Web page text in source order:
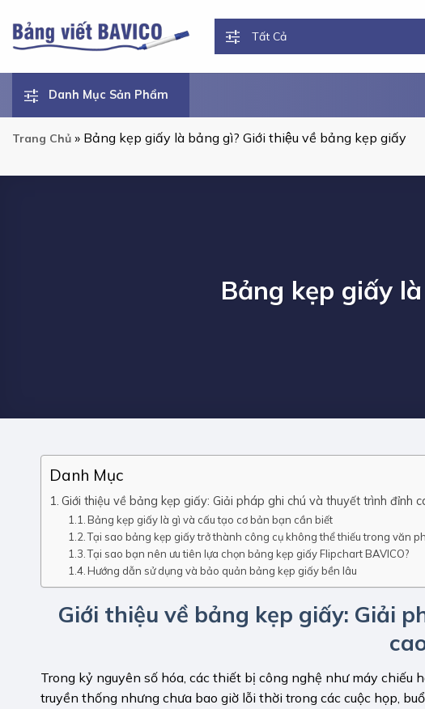
đến
nội
dung
Danh Mục Sản Phẩm
Trang Chủ » Bảng kẹp giấy là bảng gì? Giới thiệu về bảng kẹp giấy
Bảng kẹp giấy
Danh Mục
Giới thiệu về bảng kẹp giấy: Giải pháp ghi chú và thuyết trình đỉnh
Bảng kẹp giấy là gì và cấu tạo cơ bản bạn cần biết
Tại sao bảng kẹp giấy trở thành công cụ không thể thiếu trong văn
Tại sao bạn nên ưu tiên lựa chọn bảng kẹp giấy Flipchart BAVICO?
Hướng dẫn sử dụng và bảo quản bảng kẹp giấy bền lâu
Giới thiệu về bảng kẹp giấy: Giải
Trong kỷ nguyên số hóa, các thiết bị công nghệ như máy chiếu
truyền thống nhưng chưa bao giờ lỗi thời trong các cuộc họp,